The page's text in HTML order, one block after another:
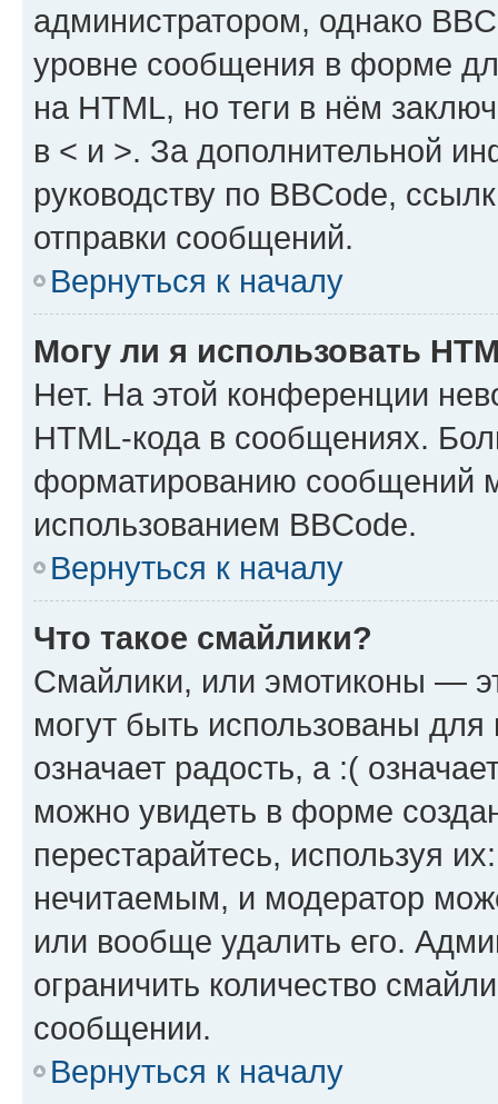
администратором, однако
уровне сообщения в форме
на HTML, но теги в нём
в < и >. За дополнительной
руководству по BBCode,
отправки сообщений.
Вернуться к началу
Могу ли я использовать
Нет. На этой конференции
HTML-кода в сообщениях.
форматированию сообщений
использованием BBCode.
Вернуться к началу
Что такое смайлики?
Смайлики, или эмотиконы —
могут быть использованы
означает радость, а :(
можно увидеть в форме
перестарайтесь, используя
нечитаемым, и модератор
или вообще удалить его.
ограничить количество
сообщении.
Вернуться к началу